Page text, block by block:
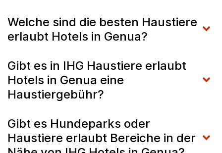
Welche sind die besten Haustiere
erlaubt Hotels in Genua?
Gibt es in IHG Haustiere erlaubt
Hotels in Genua eine
Haustiergebühr?
Gibt es Hundeparks oder
Haustiere erlaubt Bereiche in der